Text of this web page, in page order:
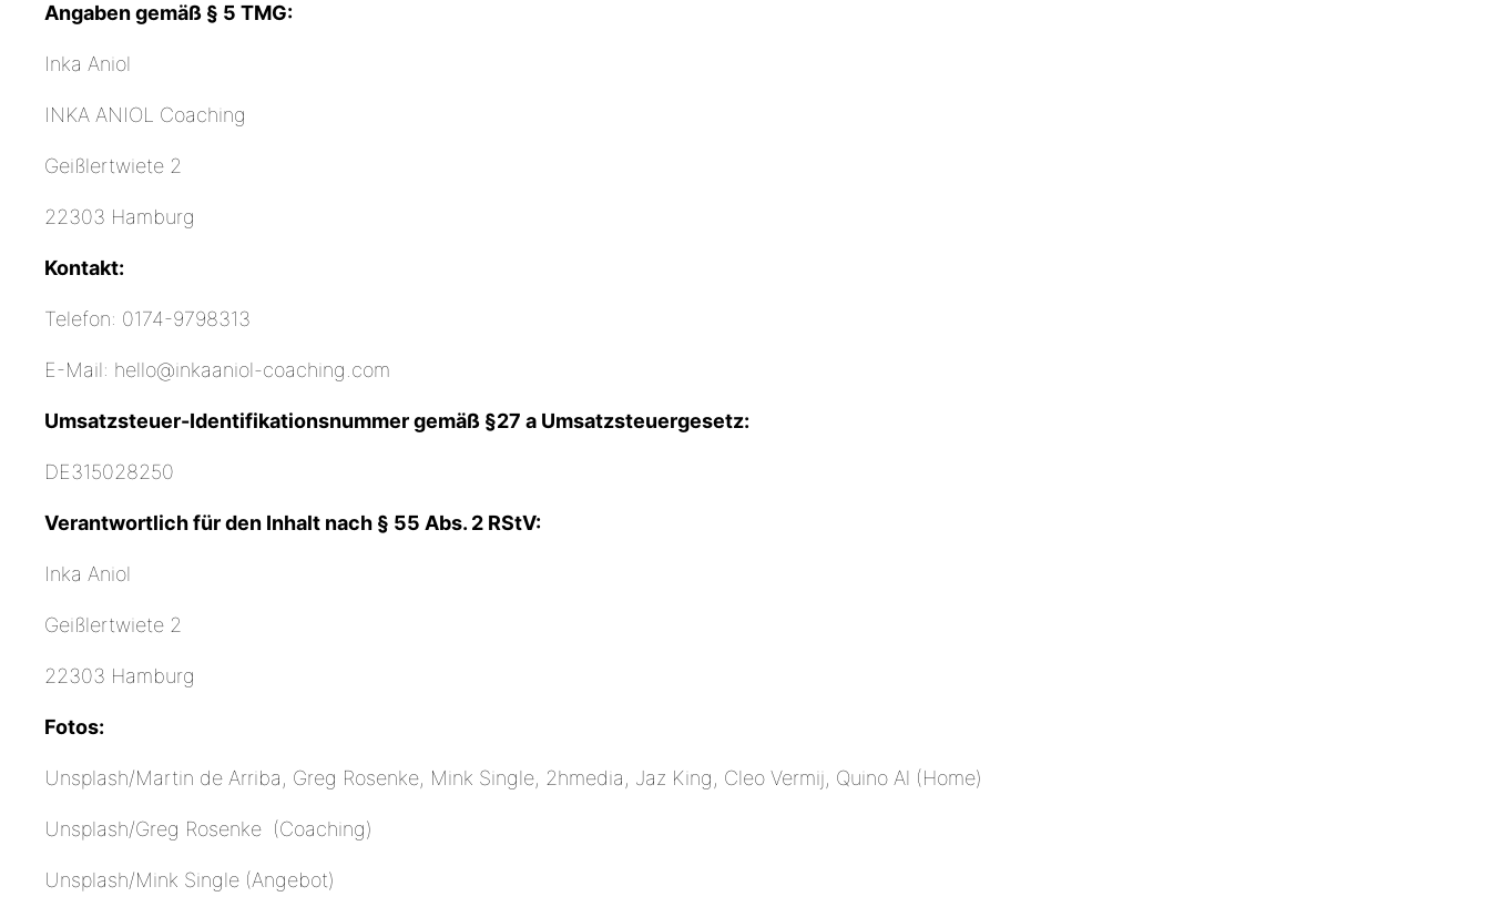
Angaben gemäß § 5 TMG:
Inka Aniol
INKA ANIOL Coaching
Geißlertwiete 2
22303 Hamburg
Kontakt:
Telefon: 0174-9798313
E-Mail: hello@inkaaniol-coaching.com
Umsatzsteuer-Identifikationsnummer gemäß §27 a Umsatzsteuergesetz:
DE315028250
Verantwortlich für den Inhalt nach § 55 Abs. 2 RStV:
Inka Aniol
Geißlertwiete 2
22303 Hamburg
Fotos:
Unsplash/Martin de Arriba, Greg Rosenke, Mink Single, 2hmedia, Jaz King, Cleo Vermij, Quino Al (Home)
Unsplash/Greg Rosenke (Coaching)
Unsplash/Mink Single (Angebot)